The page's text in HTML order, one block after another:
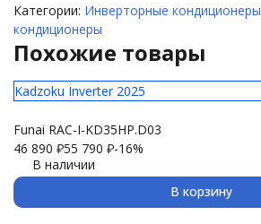
Категории: Инверторные кондиционеры
кондиционеры
Похожие товары
Kadzoku Inverter 2025
Funai RAC-I-KD35HP.D03
46 890 ₽55 790 ₽-16%
В наличии
В корзину